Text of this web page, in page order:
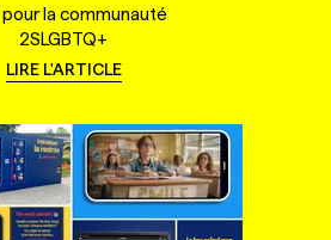
la communauté
2SLGBTQ+
LIRE L'ARTICLE